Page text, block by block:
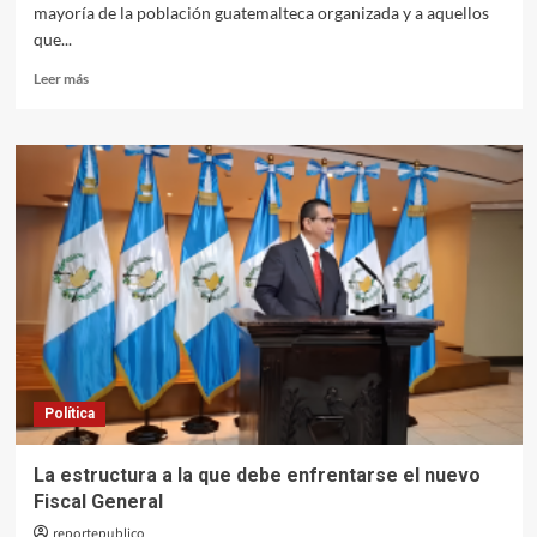
mayoría de la población guatemalteca organizada y a aquellos
que...
Leer másLeer
USAC:
rescate
indubitable
Política
La estructura a la que debe enfrentarse el nuevo
Fiscal General